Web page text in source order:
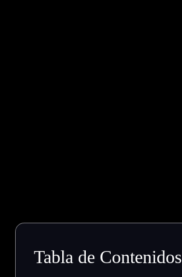
Tabla de Contenidos